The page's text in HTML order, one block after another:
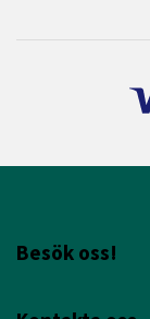
Besök oss!